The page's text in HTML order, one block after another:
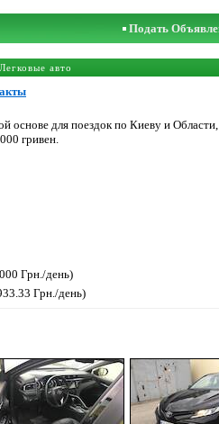
Подать
Легковые авто
основе для поездок по Киеву и
гривен.
Грн./день)
Грн./день)